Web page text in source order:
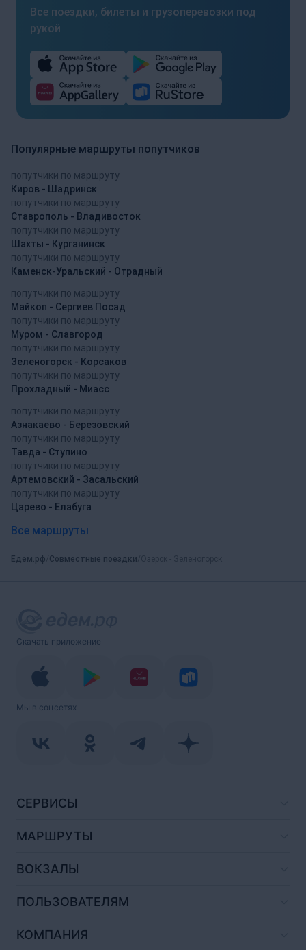
Все поездки, билеты и грузоперевозки под
рукой
Популярные маршруты попутчиков
попутчики по маршруту
Киров - Шадринск
попутчики по маршруту
Ставрополь - Владивосток
попутчики по маршруту
Шахты - Курганинск
попутчики по маршруту
Каменск-Уральский - Отрадный
попутчики по маршруту
Майкоп - Сергиев Посад
попутчики по маршруту
Муром - Славгород
попутчики по маршруту
Зеленогорск - Корсаков
попутчики по маршруту
Прохладный - Миасс
попутчики по маршруту
Азнакаево - Березовский
попутчики по маршруту
Тавда - Ступино
попутчики по маршруту
Артемовский - Засальский
попутчики по маршруту
Царево - Елабуга
Все маршруты
Едем.рф Совместные поездки
Скачать приложение
Мы в соцсетях
СЕРВИСЫ
МАРШРУТЫ
ВОКЗАЛЫ
ПОЛЬЗОВАТЕЛЯМ
КОМПАНИЯ